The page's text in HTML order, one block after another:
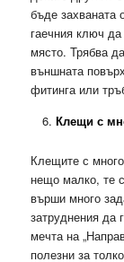
бъде захваната
гаечния ключ
място. Трябва
външната
фитинга или
Клещи с
Клещите с
нещо малко, те
върши много
затруднения да
мечта на
полезни за